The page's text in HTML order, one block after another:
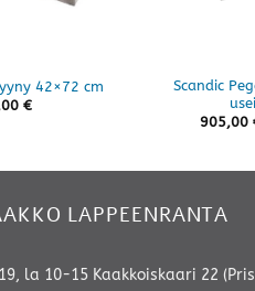
42×72 cm
€
Scandic
905,00
LAPPEENRANTA
la 10-15 Kaakkoiskaari 22